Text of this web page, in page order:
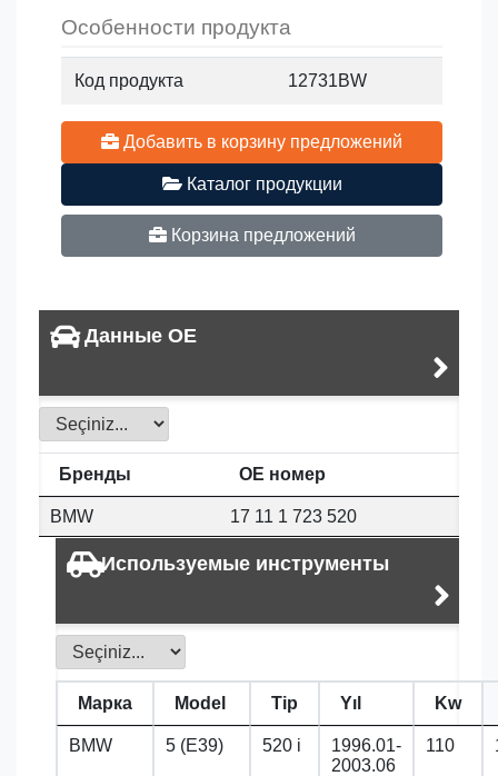
Особенности продукта
Код продукта 12731BW
Добавить в корзину предложений
Каталог продукции
Корзина предложений
Данные OE
Бренды OE номер
BMW 17 11 1 723 520
Используемые инструменты
Марка Model Tip Yıl Kw
BMW 5 (E39) 520 i
1996.01-
2003.06
110